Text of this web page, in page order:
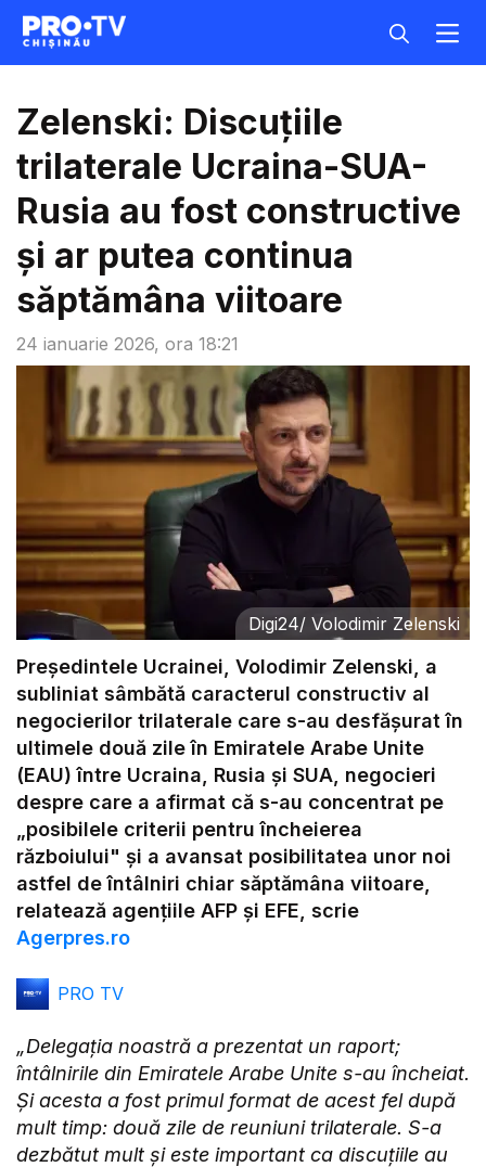
24 ianuarie 2026, ora 18:21
Zelenski: Discuțiile
trilaterale Ucraina-SUA-
Rusia au fost constructive
și ar putea continua
săptămâna viitoare
Digi24/ Volodimir Zelenski
Președintele Ucrainei, Volodimir Zelenski, a
subliniat sâmbătă caracterul constructiv al
negocierilor trilaterale care s-au desfășurat în
ultimele două zile în Emiratele Arabe Unite
(EAU) între Ucraina, Rusia și SUA, negocieri
despre care a afirmat că s-au concentrat pe
„posibilele criterii pentru încheierea
războiului" și a avansat posibilitatea unor noi
astfel de întâlniri chiar săptămâna viitoare,
relatează agențiile AFP și EFE, scrie
Agerpres.ro
PRO TV
„Delegația noastră a prezentat un raport;
întâlnirile din Emiratele Arabe Unite s-au încheiat.
Și acesta a fost primul format de acest fel după
mult timp: două zile de reuniuni trilaterale. S-a
dezbătut mult și este important ca discuțiile au